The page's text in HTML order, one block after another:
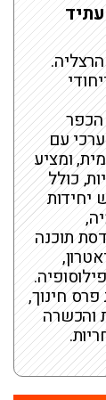
עם
ומציע
כולל
תוכנה
פרס חינוך,
והכשרה